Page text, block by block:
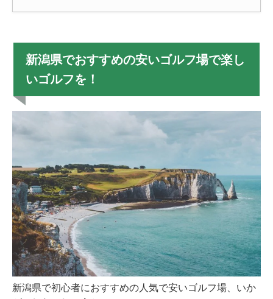
新潟県でおすすめの安いゴルフ場で楽し
いゴルフを！
新潟県で初心者におすすめの人気で安いゴルフ場、いか